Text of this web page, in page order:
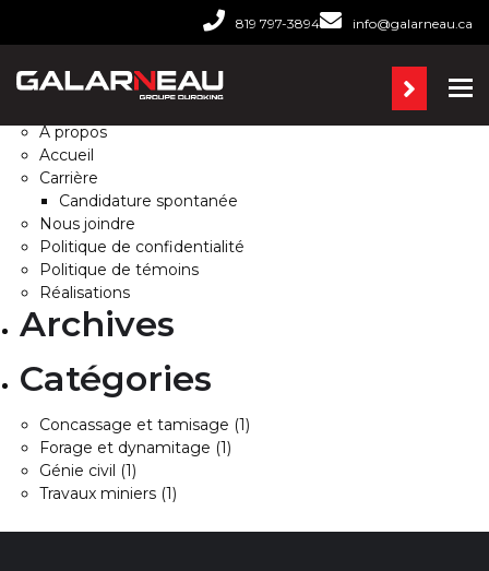
819 797-3894 info@galarneau.ca
Pages
À propos
Accueil
Carrière
Candidature spontanée
Nous joindre
Politique de confidentialité
Politique de témoins
Réalisations
Archives
Catégories
Concassage et tamisage (1)
Forage et dynamitage (1)
Génie civil (1)
Travaux miniers (1)